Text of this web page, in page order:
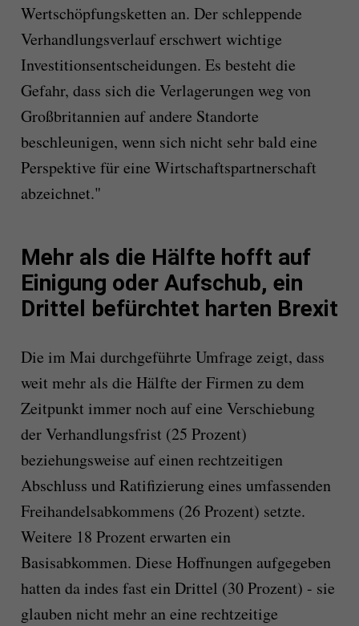
Wertschöpfungsketten an. Der schleppende
Verhandlungsverlauf erschwert wichtige
Investitionsentscheidungen. Es besteht die
Gefahr, dass sich die Verlagerungen weg von
Großbritannien auf andere Standorte
beschleunigen, wenn sich nicht sehr bald eine
Perspektive für eine Wirtschaftspartnerschaft
abzeichnet."
Mehr als die Hälfte hofft auf
Einigung oder Aufschub, ein
Drittel befürchtet harten Brexit
Die im Mai durchgeführte Umfrage zeigt, dass
weit mehr als die Hälfte der Firmen zu dem
Zeitpunkt immer noch auf eine Verschiebung
der Verhandlungsfrist (25 Prozent)
beziehungsweise auf einen rechtzeitigen
Abschluss und Ratifizierung eines umfassenden
Freihandelsabkommens (26 Prozent) setzte.
Weitere 18 Prozent erwarten ein
Basisabkommen. Diese Hoffnungen aufgegeben
hatten da indes fast ein Drittel (30 Prozent) - sie
glauben nicht mehr an eine rechtzeitige